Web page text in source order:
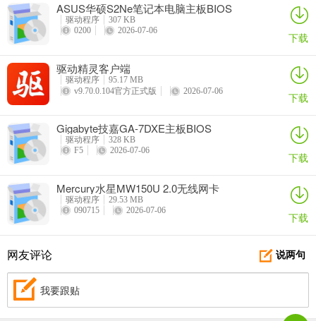
ASUS华硕S2Ne笔记本电脑主板BIOS
驱动程序
307 KB
0200
2026-07-06 下载
驱动精灵客户端
驱动程序
95.17 MB
v9.70.0.104官方正式版
2026-07-06 下载
Gigabyte技嘉GA-7DXE主板BIOS
驱动程序
328 KB
F5
2026-07-06 下载
Mercury水星MW150U 2.0无线网卡
驱动程序
29.53 MB
090715
2026-07-06 下载
说两句
网友评论
我要跟贴